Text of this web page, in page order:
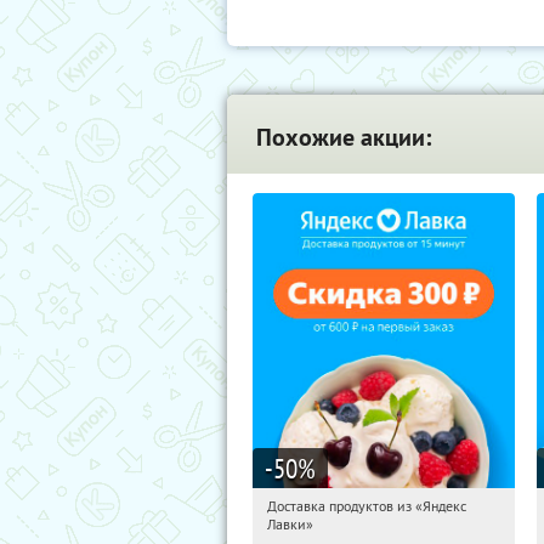
Похожие акции:
-50%
12:58:58 Получили:
Доставка продуктов из «Яндекс
Лавки»